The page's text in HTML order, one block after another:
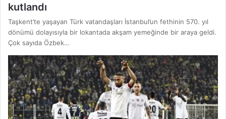
kutlandı
Taşkent’te yaşayan Türk vatandaşları İstanbul’un fethinin 570. yıl
dönümü dolayısıyla bir lokantada akşam yemeğinde bir araya geldi.
Çok sayıda Özbek…